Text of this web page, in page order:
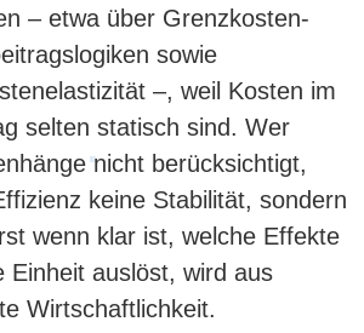
– etwa über Grenzkosten-
sowie
–, weil Kosten im
selten statisch sind. Wer
nicht berücksichtigt,
keine Stabilität, sondern
wenn klar ist, welche Effekte
Einheit auslöst, wird aus
Wirtschaftlichkeit.